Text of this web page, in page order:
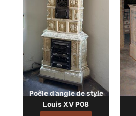
Poêle d’angle de style
Louis XV P08